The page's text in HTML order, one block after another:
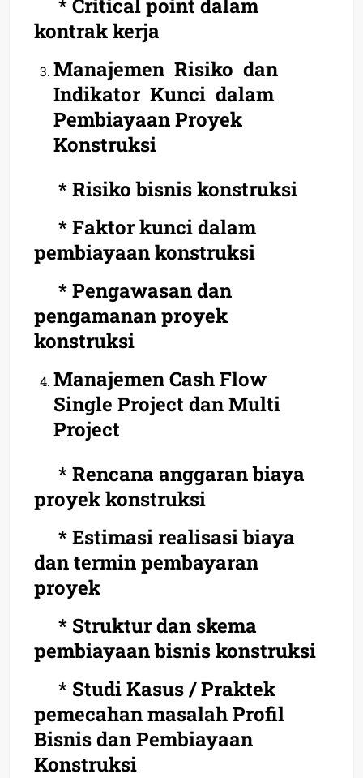
* Critical point dalam
kontrak kerja
Manajemen Risiko dan
Indikator Kunci dalam
Pembiayaan Proyek
Konstruksi
* Risiko bisnis konstruksi
* Faktor kunci dalam
pembiayaan konstruksi
* Pengawasan dan
pengamanan proyek
konstruksi
Manajemen Cash Flow
Single Project dan Multi
Project
* Rencana anggaran biaya
proyek konstruksi
* Estimasi realisasi biaya
dan termin pembayaran
proyek
* Struktur dan skema
pembiayaan bisnis konstruksi
* Studi Kasus / Praktek
pemecahan masalah Profil
Bisnis dan Pembiayaan
Konstruksi